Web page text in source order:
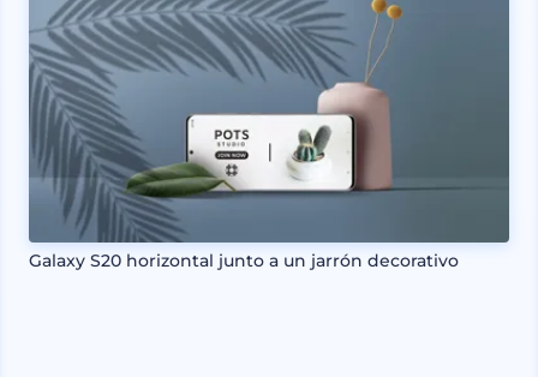
Galaxy S20 horizontal junto a un jarrón decorativo